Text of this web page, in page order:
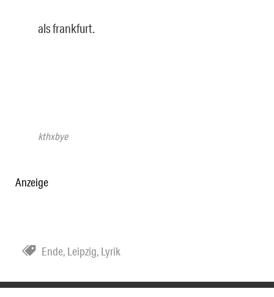
kthxbye
als frankfurt.
Anzeige
Ende, Leipzig, Lyrik